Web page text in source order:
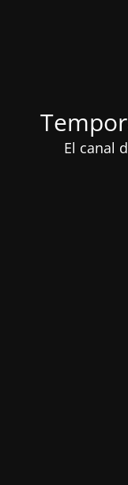
El canal